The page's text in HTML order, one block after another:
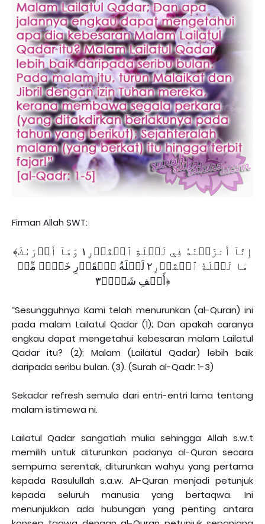
Firman Allah SWT:
﴾إِنَّآ أَنزَلۡنَٰهُ فِي لَيۡلَةِ ٱلۡقَدۡرِ١ وَمَآ أَدۡرَىٰكَ
مَا لَيۡلَةُ ٱلۡقَدۡرِ٢ لَيۡلَةُ ٱلۡقَدۡرِ خَيۡرٞ مِّنۡ
أَلۡفِ شَهۡرٖ٣﴿
“Sesungguhnya Kami telah menurunkan (al-Quran) ini
pada malam Lailatul Qadar (1); Dan apakah caranya
engkau dapat mengetahui kebesaran malam Lailatul
Qadar itu? (2); Malam (Lailatul Qadar) lebih baik
daripada seribu bulan. (3). (Surah al-Qadr: 1-3)
Sekadar refresh semula dari entri-entri lama tentang
malam istimewa ni.
Lailatul Qadar sangatlah mulia sehingga Allah s.w.t
memilih untuk diturunkan padanya al-Quran secara
sempurna serentak, diturunkan wahyu yang pertama
kepada Rasulullah s.a.w. Al-Quran menjadi petunjuk
kepada seluruh manusia yang bertaqwa. Ini
menunjukkan ada hubungan yang penting antara